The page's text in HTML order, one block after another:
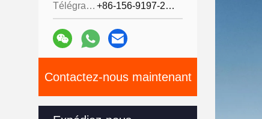
Télégramme: +86-156-9197-2150
Contactez-nous maintenant